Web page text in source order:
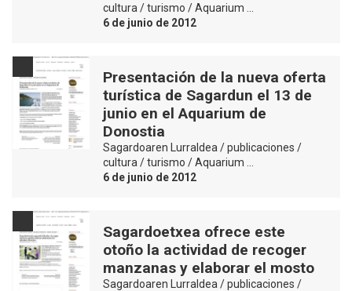
cultura / turismo / Aquarium …
6 de junio de 2012
Presentación de la nueva oferta
turística de Sagardun el 13 de
junio en el Aquarium de
Donostia
Sagardoaren Lurraldea / publicaciones /
cultura / turismo / Aquarium …
6 de junio de 2012
Sagardoetxea ofrece este
otoño la actividad de recoger
manzanas y elaborar el mosto
Sagardoaren Lurraldea / publicaciones /